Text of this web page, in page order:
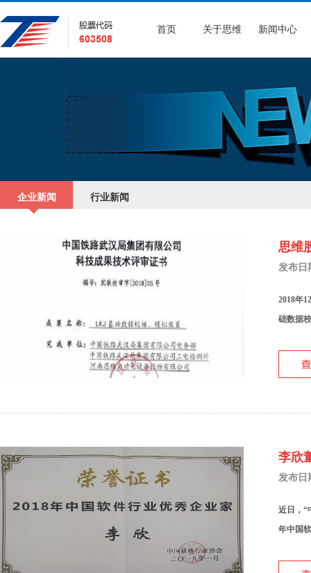
首页 关于思维 新闻中心
企业新闻 行业新闻
思维
发布日
2018年
础数据
李欣
发布日
近日，“
年中国